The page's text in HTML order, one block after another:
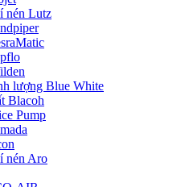
nén Lutz
lượng Blue White
Blacoh
Pump
nén Aro